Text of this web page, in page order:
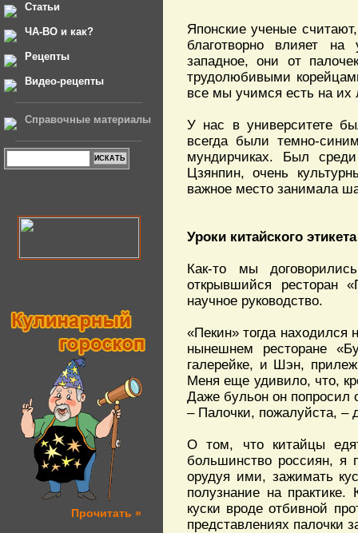
Статьи
ЧА-ВО и как?
Рецепты
Видео-рецепты
Справочные материалы
Прочитать »
Японские ученые
благотворно влияет на
западное, они от
трудолюбивыми
все мы учимся есть на их
У нас в университете
всегда были темно-
мундирчиках. Был
Цзянпин, очень
важное место занимала
Уроки китайского этикета
Как-то мы
открывшийся ресторан
научное руководство.
«Пекин» тогда находился
нынешнем ресторане
галерейке, и Шэн,
Меня еще удивило, что,
Даже бульон он
– Палочки, пожалуйста, –
О том, что китайцы
большинство россиян, я
орудуя ими, зажимать
полузнание на
куски вроде отбивной
представлениях палочки